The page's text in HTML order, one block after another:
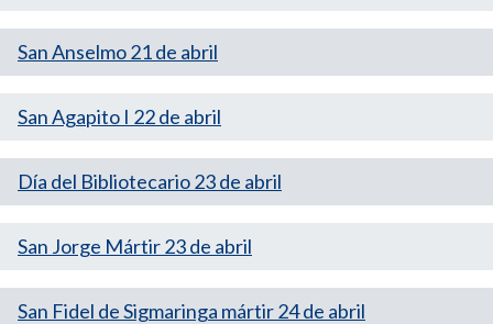
San Anselmo 21 de abril
San Agapito I 22 de abril
Día del Bibliotecario 23 de abril
San Jorge Mártir 23 de abril
San Fidel de Sigmaringa mártir 24 de abril